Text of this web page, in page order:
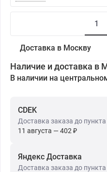
1
Доставка в Москву
Наличие и доставка в
В наличии на
CDEK
Доставка заказа до
11 августа — 402 ₽
Яндекс Доставка
Доставка заказа до